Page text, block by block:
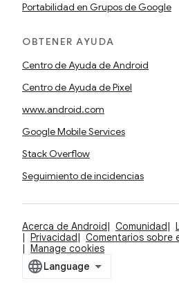
Portabilidad en Grupos de Google
OBTENER AYUDA
Centro de Ayuda de Android
Centro de Ayuda de Pixel
www.android.com
Google Mobile Services
Stack Overflow
Seguimiento de incidencias
Acerca de Android Comunidad
Privacidad
Comentarios sobre
Manage cookies